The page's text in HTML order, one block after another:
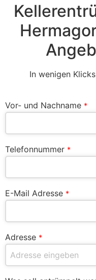
In wenigen
Vor- und Nachname *
Telefonnummer *
E-Mail Adresse *
Adresse *